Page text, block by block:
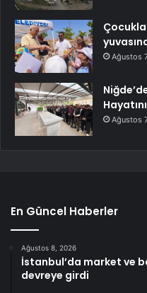
Ağustos
Ağustos
En Güncel Haberler
Ağustos 8, 2026
İstanbul’da market ve
devreye girdi